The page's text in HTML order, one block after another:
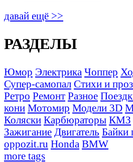
давай ещё >>
РАЗДЕЛЫ
Юмор Электрика Чоппер
Супер-самопал Стихи и
Ретро Ремонт Разное
кони Мотомир Модели 3D
Коляски Карбюраторы КМЗ
Зажигание Двигатель Байки
oppozit.ru Honda BMW
more tags